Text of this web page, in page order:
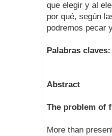
que elegir y al
por qué, según
podremos pecar
Palabras claves:
Abstract
The problem of
More than